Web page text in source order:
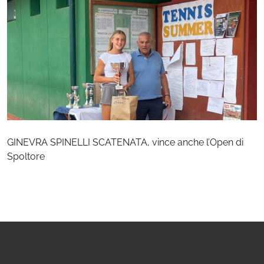
GINEVRA SPINELLI SCATENATA, vince anche l’Open di
Spoltore